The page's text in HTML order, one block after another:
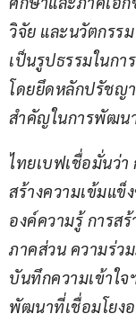
วิจัย และนวัตกรร
เป็นรูปธรรมในก
โดยยึดหลักปรัชญ
สำคัญในการพัฒน
ไทยเบฟเชื่อมั่นว่
สร้างความเข้มแข็
องค์ความรู้ การส
ภาคส่วน ความร่ว
บันทึกความเข้าใจ
พัฒนาที่เชื่อมโยง